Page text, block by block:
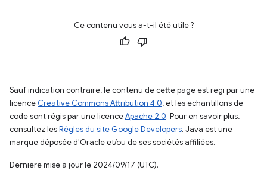
Ce contenu vous a-t-il été utile ?
Sauf indication contraire, le contenu de cette page est régi par une
licence Creative Commons Attribution 4.0, et les échantillons de
code sont régis par une licenceApache 2.0. Pour en savoir plus,
consultez lesRègles du site Google Developers. Java est une
marque déposée d'Oracle et/ou de ses sociétés affiliées.
Dernière mise à jour le 2024/09/17 (UTC).